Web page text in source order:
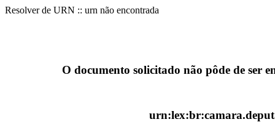
Resolver de URN :: urn não encontrada
O documento solicitado não pôde de ser